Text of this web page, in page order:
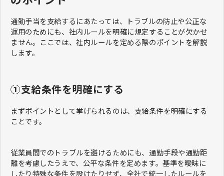
通勤手当を支給するにあたっては、トラブルの防止や公正な
運用のためにも、社内ルールを明確に規定することが欠かせ
ません。ここでは、社内ルールを定める際のポイントを解説
します。
①支給条件を明確にする
まずポイントとして挙げられるのは、支給条件を明確にする
ことです。
従業員間でのトラブルを避けるためにも、通勤手段や通勤距
離を考慮したうえで、公平な条件を定めます。基準を曖昧に
したり特殊な条件を設けたりせず、全社で統一したルールを